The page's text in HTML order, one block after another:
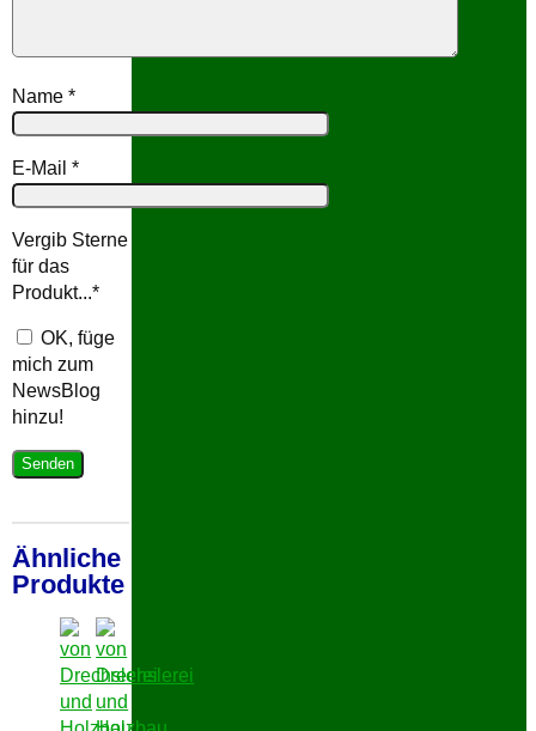
Name*
E-Mail*
Vergib Sterne
für das
Produkt...*
OK, füge
mich zum
NewsBlog
hinzu!
Ähnliche
Produkte